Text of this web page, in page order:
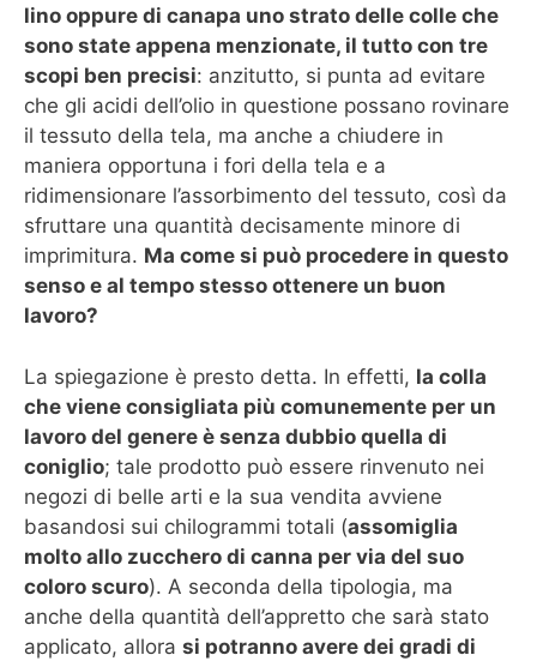
lino oppure di canapa uno strato delle colle che
sono state appena menzionate, il tutto con tre
scopi ben precisi: anzitutto, si punta ad evitare
che gli acidi dell’olio in questione possano rovinare
il tessuto della tela, ma anche a chiudere in
maniera opportuna i fori della tela e a
ridimensionare l’assorbimento del tessuto, così da
sfruttare una quantità decisamente minore di
imprimitura. Ma come si può procedere in questo
senso e al tempo stesso ottenere un buon
lavoro?
La spiegazione è presto detta. In effetti, la colla
che viene consigliata più comunemente per un
lavoro del genere è senza dubbio quella di
coniglio; tale prodotto può essere rinvenuto nei
negozi di belle arti e la sua vendita avviene
basandosi sui chilogrammi totali (assomiglia
molto allo zucchero di canna per via del suo
coloro scuro). A seconda della tipologia, ma
anche della quantità dell’appretto che sarà stato
applicato, allora si potranno avere dei gradi di